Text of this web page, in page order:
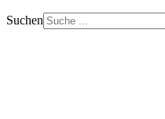
Suchen